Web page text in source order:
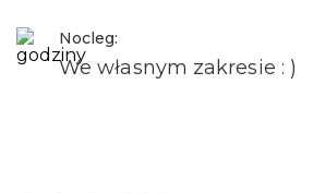
Nocleg:
We własnym zakresie : )